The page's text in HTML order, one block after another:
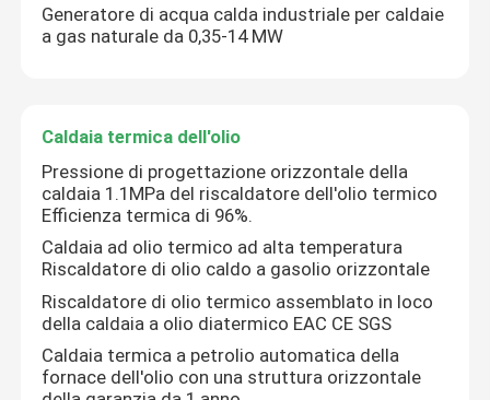
Generatore di acqua calda industriale per caldaie
a gas naturale da 0,35-14 MW
Caldaia termica dell'olio
Pressione di progettazione orizzontale della
caldaia 1.1MPa del riscaldatore dell'olio termico
Efficienza termica di 96%.
Caldaia ad olio termico ad alta temperatura
Riscaldatore di olio caldo a gasolio orizzontale
Riscaldatore di olio termico assemblato in loco
della caldaia a olio diatermico EAC CE SGS
Caldaia termica a petrolio automatica della
fornace dell'olio con una struttura orizzontale